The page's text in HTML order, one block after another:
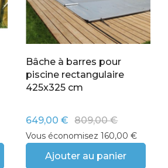
Bâche à barres pour
piscine rectangulaire
425x325 cm
649,00 € 809,00 €
Vous économisez 160,00 €
Ajouter au panier